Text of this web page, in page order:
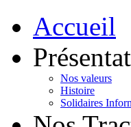
Accueil
Nos valeurs
Histoire
Solidaires